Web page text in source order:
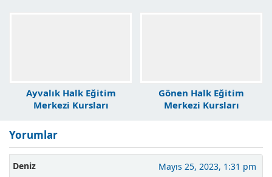
Ayvalık Halk Eğitim
Merkezi Kursları
Gönen Halk Eğitim
Merkezi Kursları
Yorumlar
Deniz
Mayıs 25, 2023, 1:31 pm